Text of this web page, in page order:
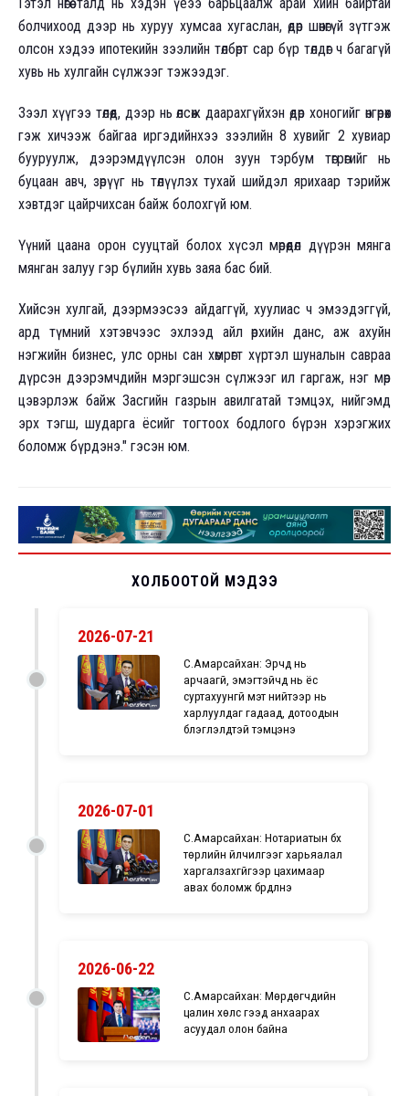
болчихоод дээр нь хуруу хумсаа хугаслан, өдөр шөнөгүй зүтгэж
олсон хэдээ ипотекийн зээлийн төлбөрт сар бүр төлдөг ч багагүй
хувь нь хулгайн сүлжээг тэжээдэг.
Зээл хүүгээ төлөөд, дээр нь өлсөж даарахгүйхэн өдөр хоногийг өнгөрөөх
гэж хичээж байгаа иргэдийнхээ зээлийн 8 хувийг 2 хувиар
бууруулж, дээрэмдүүлсэн олон зуун тэрбум төгрөгийг нь
буцаан авч, зөрүүг нь төлүүлэх тухай шийдэл ярихаар тэрийж
хэвтдэг цайрчихсан байж болохгүй юм.
Үүний цаана орон сууцтай болох хүсэл мөрөөдөл дүүрэн мянга
мянган залуу гэр бүлийн хувь заяа бас бий.
Хийсэн хулгай, дээрмээсээ айдаггүй, хуулиас ч эмээдэггүй,
ард түмний хэтэвчээс эхлээд айл өрхийн данс, аж ахуйн
нэгжийн бизнес, улс орны сан хөмрөгт хүртэл шуналын савраа
дүрсэн дээрэмчдийн мэргэшсэн сүлжээг ил гаргаж, нэг мөр
цэвэрлэж байж Засгийн газрын авилгатай тэмцэх, нийгэмд
эрх тэгш, шударга ёсийг тогтоох бодлого бүрэн хэрэгжих
боломж бүрдэнэ." гэсэн юм.
ХОЛБООТОЙ МЭДЭЭ
2026-07-21
С.Амарсайхан: Эрчүүд нь
арчаагүй, эмэгтэйчүүд нь ёс
суртахуунгүй мэт нийтээр нь
харлуулдаг гадаад, дотоодын
бүлэглэлүүдтэй тэмцэнэ
2026-07-01
С.Амарсайхан: Нотариатын бүх
төрлийн үйлчилгээг харьяалал
харгалзахгүйгээр цахимаар
авах боломж бүрдүүлнэ
2026-06-22
С.Амарсайхан: Мөрдөгчдийн
цалин хөлс гээд анхаарах
асуудал олон байна